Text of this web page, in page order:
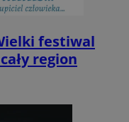
festiwal
region